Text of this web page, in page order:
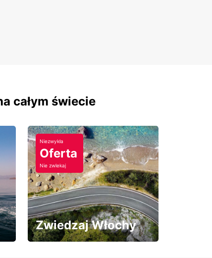
całym świecie
Niezwykła
Oferta
Nie zwlekaj
Zwiedzaj Włochy